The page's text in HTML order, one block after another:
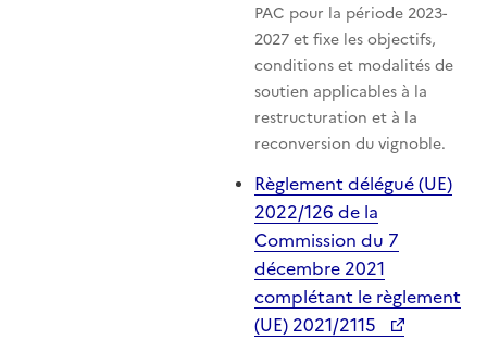
PAC pour la période 2023-
2027 et fixe les objectifs,
conditions et modalités de
soutien applicables à la
restructuration et à la
reconversion du vignoble.
Règlement délégué (UE)
2022/126 de la
Commission du 7
décembre 2021
complétant le règlement
(UE) 2021/2115